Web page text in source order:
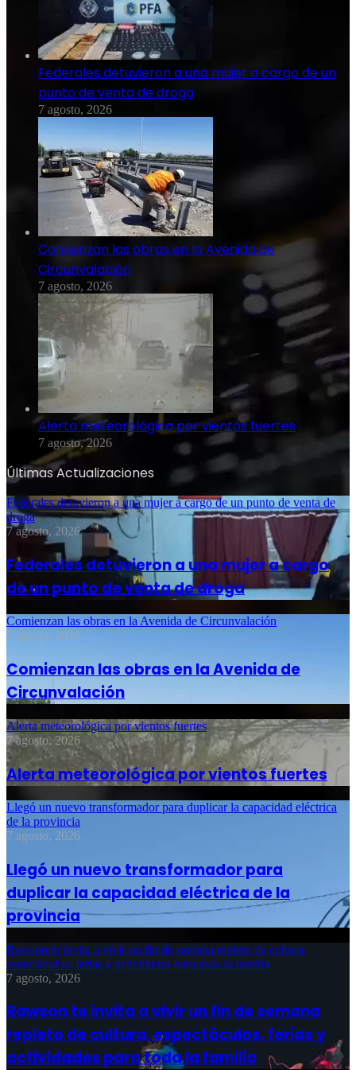
Federales detuvieron a una mujer a cargo de un
punto de venta de droga
7 agosto, 2026
Comienzan las obras en la Avenida de
Circunvalación
7 agosto, 2026
Alerta meteorológica por vientos fuertes
7 agosto, 2026
Últimas Actualizaciones
Federales detuvieron a una mujer a cargo de un punto de venta de
droga
7 agosto, 2026
Federales detuvieron a una mujer a cargo
de un punto de venta de droga
Comienzan las obras en la Avenida de Circunvalación
7 agosto, 2026
Comienzan las obras en la Avenida de
Circunvalación
Alerta meteorológica por vientos fuertes
7 agosto, 2026
Alerta meteorológica por vientos fuertes
Llegó un nuevo transformador para duplicar la capacidad eléctrica
de la provincia
7 agosto, 2026
Llegó un nuevo transformador para
duplicar la capacidad eléctrica de la
provincia
Rawson te invita a vivir un fin de semana repleto de cultura,
espectáculos, ferias y actividades para toda la familia
7 agosto, 2026
Rawson te invita a vivir un fin de semana
repleto de cultura, espectáculos, ferias y
actividades para toda la familia